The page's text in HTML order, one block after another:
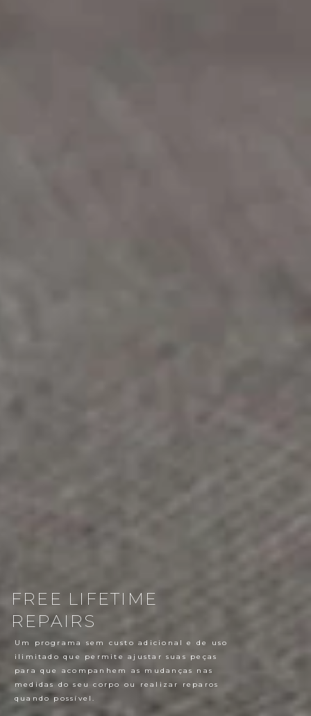
FREE LIFETIME
REPAIRS
Um programa sem custo adicional e de uso
ilimitado que permite ajustar suas peças
para que acompanhem as mudanças nas
medidas do seu corpo ou realizar reparos
quando possível.